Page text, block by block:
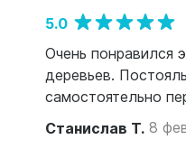
5.0
Очень понравился
деревьев.
самостоятельно
Станислав Т. 8